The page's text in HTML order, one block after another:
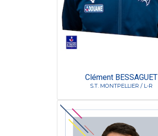
Clément BESSAGUET
S.T. MONTPELLIER / L-R